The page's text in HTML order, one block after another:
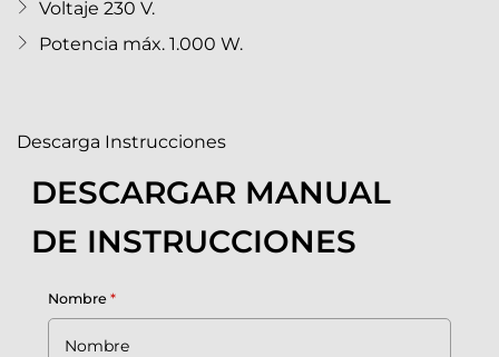
Voltaje 230 V.
Potencia máx. 1.000 W.
Descarga Instrucciones
DESCARGAR MANUAL
DE INSTRUCCIONES
Nombre *